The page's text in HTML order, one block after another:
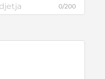
0/200